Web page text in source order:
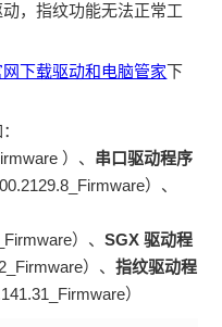
，指纹功能无法正常工
下载驱动和电脑管家下
）、 串口驱动程序
）、
）、SGX 驱动程
）、指纹驱动程
）